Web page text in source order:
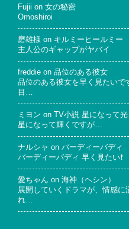
Fujii on 女の秘密
Omoshiroi
磨雄様 on キルミーヒールミー
主人公のギャップがヤバイ
freddie on 品位のある彼女
品位のある彼女を早く見たい
目…
ミヨン on
TV小説 星になって光
星になって輝くですが…
ナルシャ on バーディーバディ
バーディーバディ 早く見たい❗
愛ちゃん on 海神（ヘシン）
展開していくドラマが、情感
れ…